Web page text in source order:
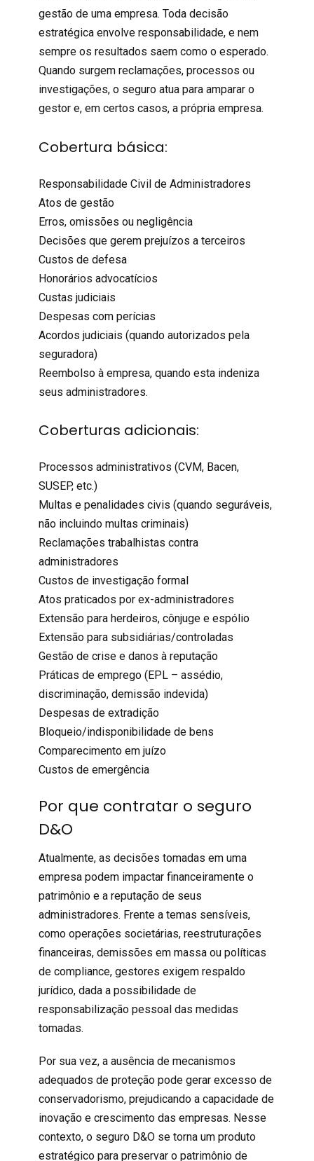
gestão de uma empresa. Toda decisão
estratégica envolve responsabilidade, e nem
sempre os resultados saem como o esperado.
Quando surgem reclamações, processos ou
investigações, o seguro atua para amparar o
gestor e, em certos casos, a própria empresa.
Cobertura básica:
Responsabilidade Civil de Administradores
Atos de gestão
Erros, omissões ou negligência
Decisões que gerem prejuízos a terceiros
Custos de defesa
Honorários advocatícios
Custas judiciais
Despesas com perícias
Acordos judiciais (quando autorizados pela
seguradora)
Reembolso à empresa, quando esta indeniza
seus administradores.
Coberturas adicionais:
Processos administrativos (CVM, Bacen,
SUSEP, etc.)
Multas e penalidades civis (quando seguráveis,
não incluindo multas criminais)
Reclamações trabalhistas contra
administradores
Custos de investigação formal
Atos praticados por ex-administradores
Extensão para herdeiros, cônjuge e espólio
Extensão para subsidiárias/controladas
Gestão de crise e danos à reputação
Práticas de emprego (EPL – assédio,
discriminação, demissão indevida)
Despesas de extradição
Bloqueio/indisponibilidade de bens
Comparecimento em juízo
Custos de emergência
Por que contratar o seguro
D&O
Atualmente, as decisões tomadas em uma
empresa podem impactar financeiramente o
patrimônio e a reputação de seus
administradores. Frente a temas sensíveis,
como operações societárias, reestruturações
financeiras, demissões em massa ou políticas
de compliance, gestores exigem respaldo
jurídico, dada a possibilidade de
responsabilização pessoal das medidas
tomadas.
Por sua vez, a ausência de mecanismos
adequados de proteção pode gerar excesso de
conservadorismo, prejudicando a capacidade de
inovação e crescimento das empresas. Nesse
contexto, o seguro D&Ose torna um produto
estratégico para preservar o patrimônio de